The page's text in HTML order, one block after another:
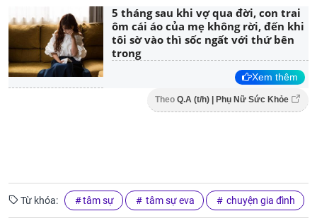
5 tháng sau khi vợ qua đời, con trai
ôm cái áo của mẹ không rời, đến khi
tôi sờ vào thì sốc ngất với thứ bên
trong
Xem thêm
Theo Q.A (t/h) | Phụ Nữ Sức Khỏe
Từ khóa: tâm sự tâm sự eva chuyện gia đình